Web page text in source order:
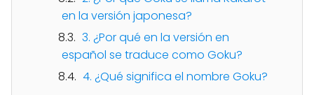
en la versión japonesa?
3. ¿Por qué en la versión en
español se traduce como Goku?
4. ¿Qué significa el nombre Goku?